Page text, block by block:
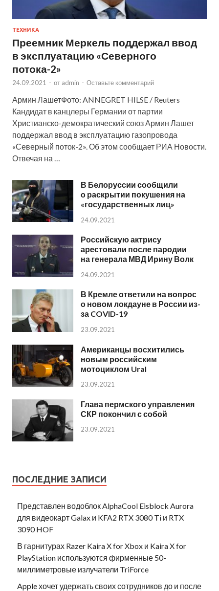
ТЕХНИКА
Преемник Меркель поддержал ввод
в эксплуатацию «Северного
потока-2»
24.09.2021 - от admin - Оставьте комментарий
Армин ЛашетФото: ANNEGRET HILSE / Reuters
Кандидат в канцлеры Германии от партии
Христианско-демократический союз Армин Лашет
поддержал ввод в эксплуатацию газопровода
«Северный поток-2». Об этом сообщает РИА Новости.
Отвечая на …
В Белоруссии сообщили
о раскрытии покушения на
«государственных лиц»
24.09.2021
Российскую актрису
арестовали после пародии
на генерала МВД Ирину Волк
24.09.2021
В Кремле ответили на вопрос
о новом локдауне в России из-
за COVID-19
23.09.2021
Американцы восхитились
новым российским
мотоциклом Ural
23.09.2021
Глава пермского управления
СКР покончил с собой
23.09.2021
ПОСЛЕДНИЕ ЗАПИСИ
Представлен водоблок AlphaCool Eisblock Aurora
для видеокарт Galax и KFA2 RTX 3080 Ti и RTX
3090 HOF
В гарнитурах Razer Kaira X for Xbox и Kaira X for
PlayStation используются фирменные 50-
миллиметровые излучатели TriForce
Apple хочет удержать своих сотрудников до и после